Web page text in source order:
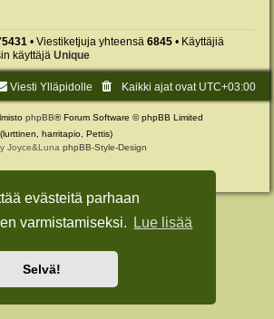
evästeitä parhaan
varmistamiseksi.
Lue lisää
Selvä!
• Viestiketjuja yhteensä 6845 • Käyttäjiä
käyttäjä Unique
Kaikki ajat ovat UTC+03:00
Viesti Ylläpidolle
phpBB® Forum Software © phpBB Limited
harritapio, Pettis)
Joyce&Luna phpBB-Style-Design